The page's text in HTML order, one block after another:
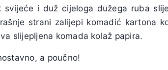
svijeće i duž cijeloga dužega ruba
strani zalijepi komadić kartona
slijepljena komada kolaž papira.
a poučno!